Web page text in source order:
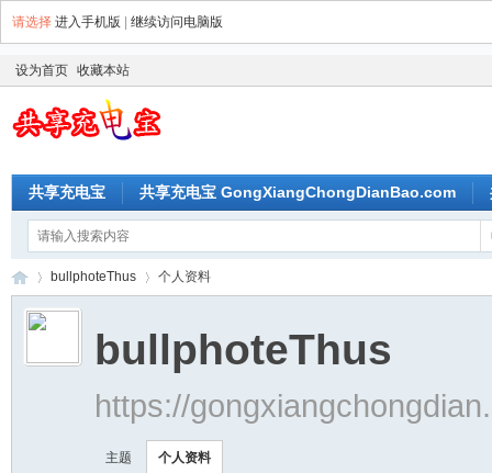
请选择 进入手机版 继续访问电脑版
设为首页 收藏本站
共享充电宝 共享充电宝 GongXiangChongDianBao.com
›
bullphoteThus 个人资料
bullphoteThus
https://
主题 个人资料